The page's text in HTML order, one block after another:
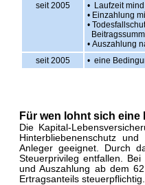
seit 2005
• Laufzeit
• Einzahlung
•
• Auszahlung
seit 2005
• eine
Für wen lohnt sich
Die Kapital-
Hinterbliebenenschutz
Anleger geeignet. Durch
Steuerprivileg entfallen.
und Auszahlung ab dem
Ertragsanteils steuerpflichtig.